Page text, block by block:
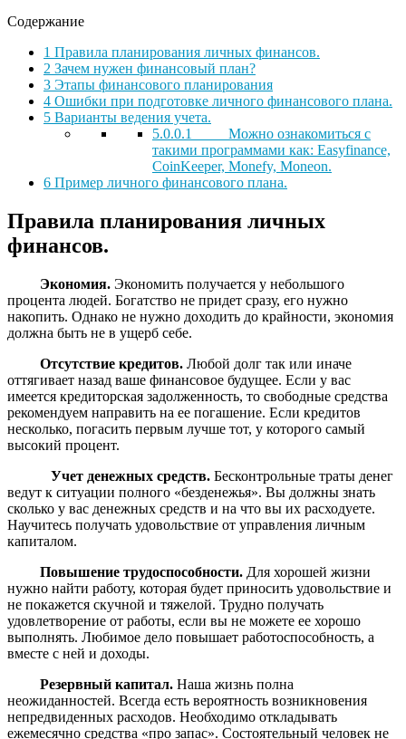
Содержание
1 Правила планирования личных финансов.
2 Зачем нужен финансовый план?
3 Этапы финансового планирования
4 Ошибки при подготовке личного финансового плана.
5 Варианты ведения учета.
5.0.0.1
Можно ознакомиться с
такими программами как: Easyfinance,
CoinKeeper, Monefy, Moneon.
6 Пример личного финансового плана.
Правила планирования личных
финансов.
Экономия. Экономить получается у небольшого
процента людей. Богатство не придет сразу, его нужно
накопить. Однако не нужно доходить до крайности, экономия
должна быть не в ущерб себе.
Отсутствие кредитов. Любой долг так или иначе
оттягивает назад ваше финансовое будущее. Если у вас
имеется кредиторская задолженность, то свободные средства
рекомендуем направить на ее погашение. Если кредитов
несколько, погасить первым лучше тот, у которого самый
высокий процент.
Учет денежных средств. Бесконтрольные траты денег
ведут к ситуации полного «безденежья». Вы должны знать
сколько у вас денежных средств и на что вы их расходуете.
Научитесь получать удовольствие от управления личным
капиталом.
Повышение трудоспособности. Для хорошей жизни
нужно найти работу, которая будет приносить удовольствие и
не покажется скучной и тяжелой. Трудно получать
удовлетворение от работы, если вы не можете ее хорошо
выполнять. Любимое дело повышает работоспособность, а
вместе с ней и доходы.
Резервный капитал. Наша жизнь полна
неожиданностей. Всегда есть вероятность возникновения
непредвиденных расходов. Необходимо откладывать
ежемесячно средства «про запас». Состоятельный человек не